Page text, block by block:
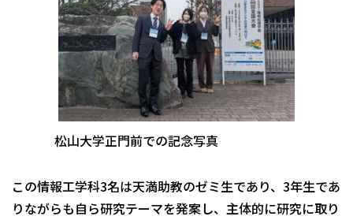
松山大学正門前での記念写真
この情報工学科3名は天満助教のゼミ生であり、3年生であ
りながらも自ら研究テーマを発案し、主体的に研究に取り